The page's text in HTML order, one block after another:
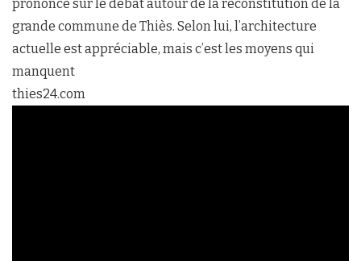
prononcé sur le débat autour de la reconstitution de la
grande commune de Thiès. Selon lui, l’architecture
actuelle est appréciable, mais c’est les moyens qui
manquent
thies24.com